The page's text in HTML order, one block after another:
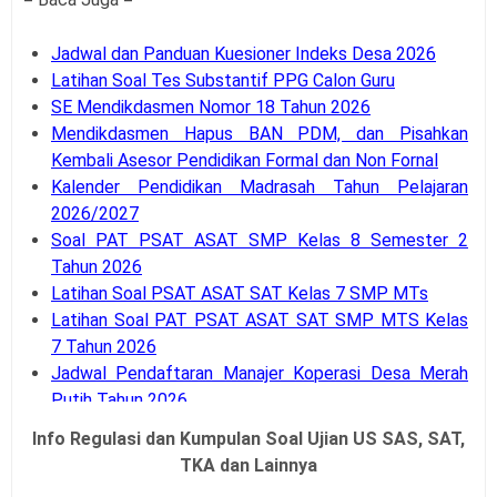
Jadwal dan Panduan Kuesioner Indeks Desa 2026
Latihan Soal Tes Substantif PPG Calon Guru
SE Mendikdasmen Nomor 18 Tahun 2026
Mendikdasmen Hapus BAN PDM, dan Pisahkan
Kembali Asesor Pendidikan Formal dan Non Fornal
Kalender Pendidikan Madrasah Tahun Pelajaran
2026/2027
Soal PAT PSAT ASAT SMP Kelas 8 Semester 2
Tahun 2026
Latihan Soal PSAT ASAT SAT Kelas 7 SMP MTs
Latihan Soal PAT PSAT ASAT SAT SMP MTS Kelas
7 Tahun 2026
Jadwal Pendaftaran Manajer Koperasi Desa Merah
Putih Tahun 2026
Guru Tertentu 2026
SE Menpan RB Nomor 3 Tahun 2026 Tentang WFH
Info Regulasi dan Kumpulan Soal Ujian US SAS, SAT,
TKA dan Lainnya